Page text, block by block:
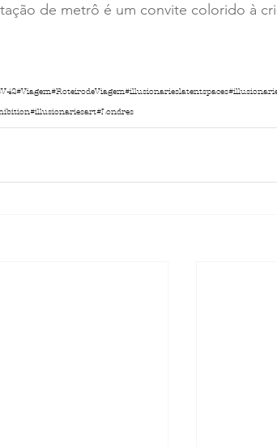
de metrô é um convite colorido à
#Viagem#RoteirodeViagem#illusionarieslatentspaces
#illusionariesart#Londres